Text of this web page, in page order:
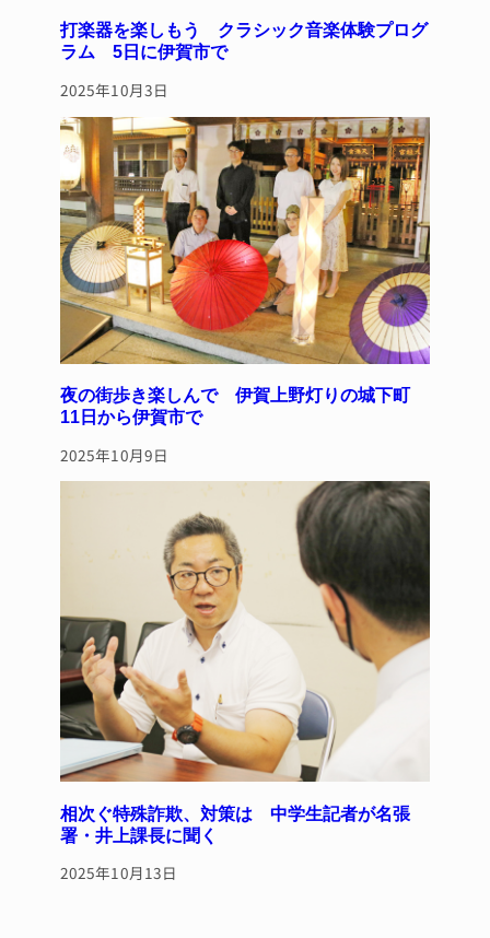
打楽器を楽しもう クラシック音楽体験プログ
ラム 5日に伊賀市で
2025年10月3日
夜の街歩き楽しんで 伊賀上野灯りの城下町
11日から伊賀市で
2025年10月9日
相次ぐ特殊詐欺、対策は 中学生記者が名張
署・井上課長に聞く
2025年10月13日